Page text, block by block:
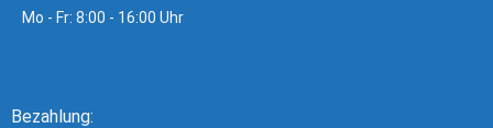
Mo - Fr: 8:00 - 16:00 Uhr
Bezahlung: